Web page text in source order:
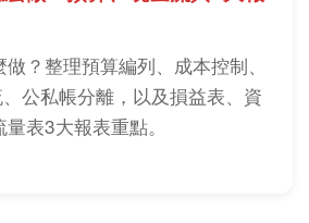
？整理預算編列、成本控制、
公私帳分離，以及損益表、資
表3大報表重點。